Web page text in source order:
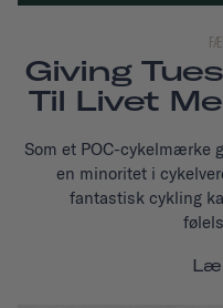
Giving
Til Livet
Som et POC-cykelmærke
en minoritet i
fantastisk cykling